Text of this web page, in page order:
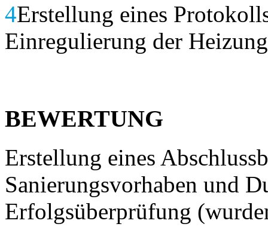
4Erstellung eines
Einregulierung der Heizung
BEWERTUNG
Erstellung eines
Sanierungsvorhaben und
Erfolgsüberprüfung